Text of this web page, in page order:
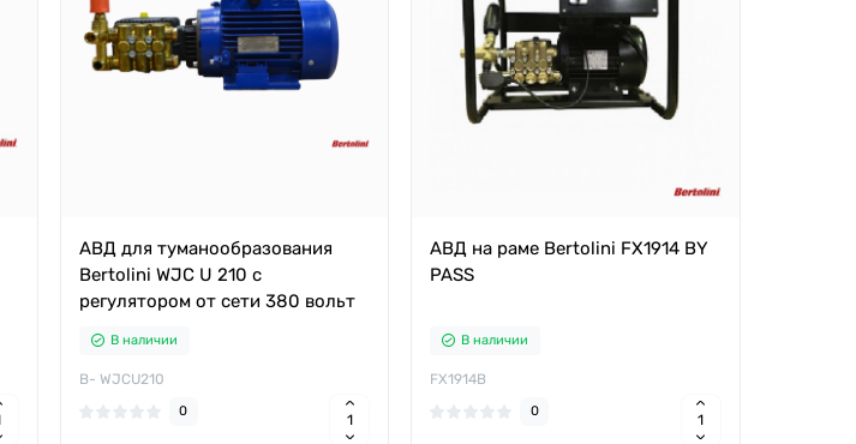
АВД для туманообразования
Bertolini WJC U 210 c
регулятором от сети 380 вольт
В наличии
B- WJCU210
0
АВД на раме Bertolini FX1914 BY
PASS
В наличии
FX1914B
0